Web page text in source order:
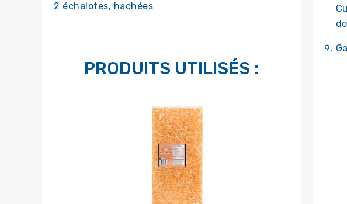
2 échalotes, hachées
PRODUITS UTILISÉS :